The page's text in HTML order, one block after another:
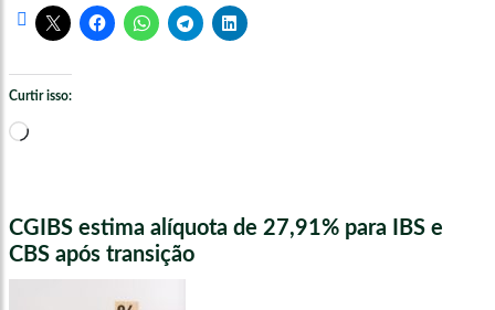
Curtir isso:
Carregando...
CGIBS estima alíquota de 27,91% para IBS e
CBS após transição